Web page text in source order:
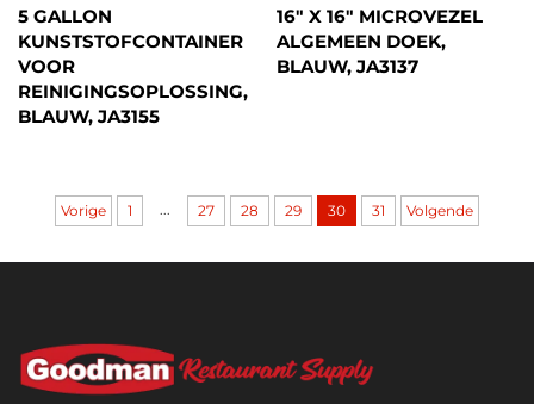
5 GALLON
KUNSTSTOFCONTAINER
VOOR
REINIGINGSOPLOSSING,
BLAUW, JA3155
16" X 16" MICROVEZEL
ALGEMEEN DOEK,
BLAUW, JA3137
Vorige 1 ... 27 28 29 30 31 Volgende